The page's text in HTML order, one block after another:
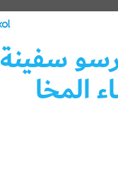
سفينة
المخا